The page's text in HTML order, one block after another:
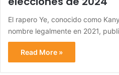
El rapero Ye, conocido como
nombre legalmente en 2021,
Read More »